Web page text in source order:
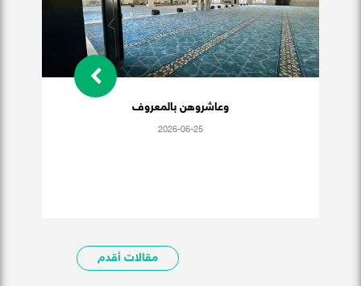
وعاشروهن بالمعروف
2026-06-25
مقالات أقدم